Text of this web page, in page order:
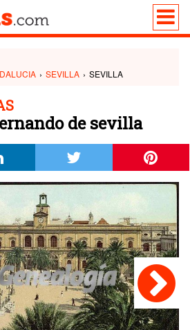
› SEVILLA › SEVILLA
de sevilla